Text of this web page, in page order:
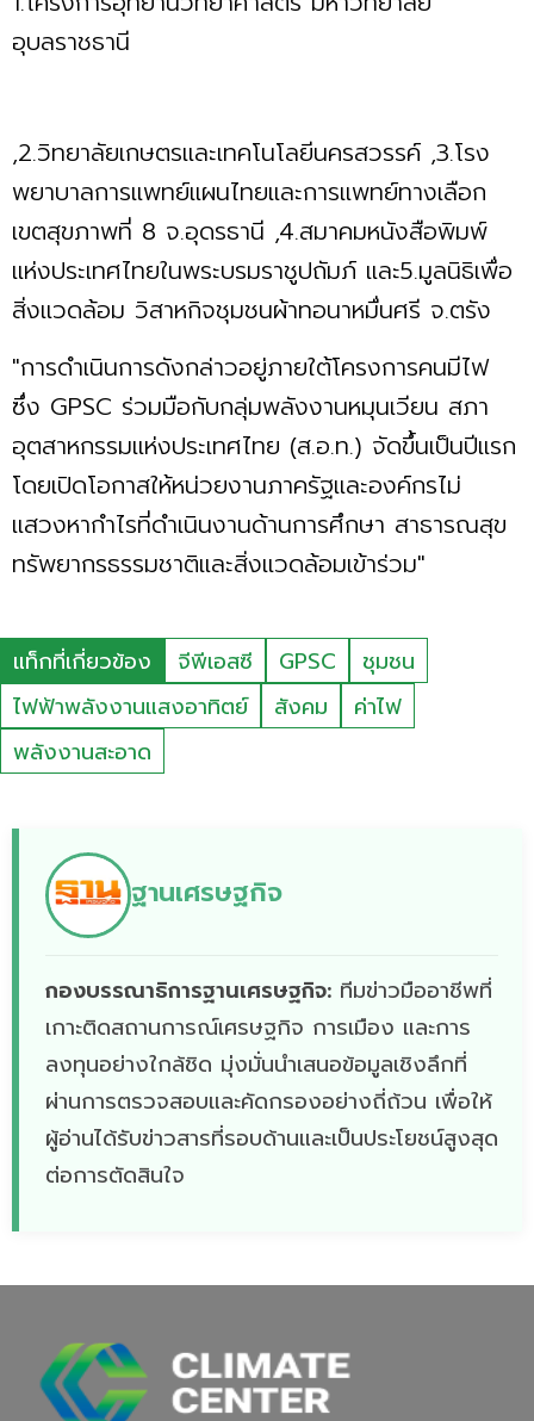
อุบลราชธานี
,2.วิทยาลัยเกษตรและเทคโนโลยีนครสวรรค์ ,3.โรง
พยาบาลการแพทย์แผนไทยและการแพทย์ทางเลือก
เขตสุขภาพที่ 8 จ.อุดรธานี ,4.สมาคมหนังสือพิมพ์
แห่งประเทศไทยในพระบรมราชูปถัมภ์ และ5.มูลนิธิเพื่อ
สิ่งแวดล้อม วิสาหกิจชุมชนผ้าทอนาหมื่นศรี จ.ตรัง
"การดำเนินการดังกล่าวอยู่ภายใต้โครงการคนมีไฟ
ซึ่ง GPSC ร่วมมือกับกลุ่มพลังงานหมุนเวียน สภา
อุตสาหกรรมแห่งประเทศไทย (ส.อ.ท.) จัดขึ้นเป็นปีแรก
โดยเปิดโอกาสให้หน่วยงานภาครัฐและองค์กรไม่
แสวงหากำไรที่ดำเนินงานด้านการศึกษา สาธารณสุข
ทรัพยากรธรรมชาติและสิ่งแวดล้อมเข้าร่วม"
แท็กที่เกี่ยวข้อง จีพีเอสซี GPSC
ชุมชน
ไฟฟ้าพลังงานแสงอาทิตย์
สังคม
ค่าไฟ
พลังงานสะอาด
ฐานเศรษฐกิจ
กองบรรณาธิการฐานเศรษฐกิจ: ทีมข่าวมืออาชีพที่
เกาะติดสถานการณ์เศรษฐกิจ การเมือง และการ
ลงทุนอย่างใกล้ชิด มุ่งมั่นนำเสนอข้อมูลเชิงลึกที่
ผ่านการตรวจสอบและคัดกรองอย่างถี่ถ้วน เพื่อให้
ผู้อ่านได้รับข่าวสารที่รอบด้านและเป็นประโยชน์สูงสุด
ต่อการตัดสินใจ